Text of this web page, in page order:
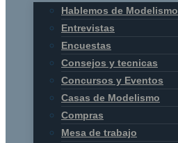
Hablemos de Modelismo
Entrevistas
Encuestas
Consejos y tecnicas
Concursos y Eventos
Casas de Modelismo
Compras
Mesa de trabajo